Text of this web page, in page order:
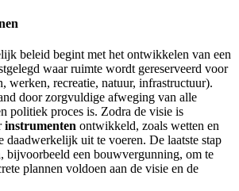
beleid begint met het ontwikkelen van een
waar ruimte wordt gereserveerd voor
werken, recreatie, natuur, infrastructuur).
door zorgvuldige afweging van alle
politiek proces is. Zodra de visie is
instrumenten ontwikkeld, zoals wetten en
daadwerkelijk uit te voeren. De laatste stap
, bijvoorbeeld een bouwvergunning, om te
plannen voldoen aan de visie en de